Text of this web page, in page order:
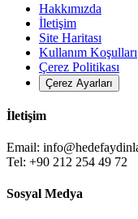
Hakkımızda
İletişim
Site Haritası
Kullanım Koşulları
Çerez Politikası
Çerez Ayarları
İletişim
Email:
Tel: +90 212 254 49 72
Sosyal Medya